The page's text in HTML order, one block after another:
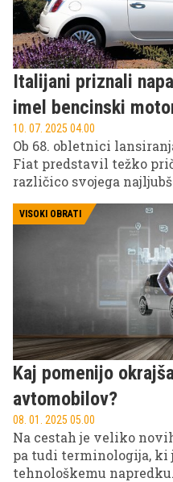
Italijani priznali
imel bencinski
10. 07. 2025 04.00
Ob 68. obletnici
Fiat predstavil težko
različico svojega
VISOKI OBRATI
Kaj pomenijo
avtomobilov?
08. 01. 2025 05.00
Na cestah je veliko
pa tudi terminologija, ki
tehnološkemu napredku.